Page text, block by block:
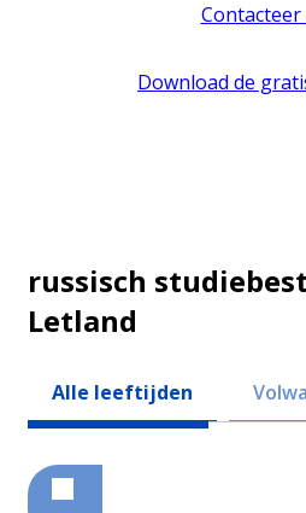
Contacteer
Download de
russisch
Letland
Alle leeftijden